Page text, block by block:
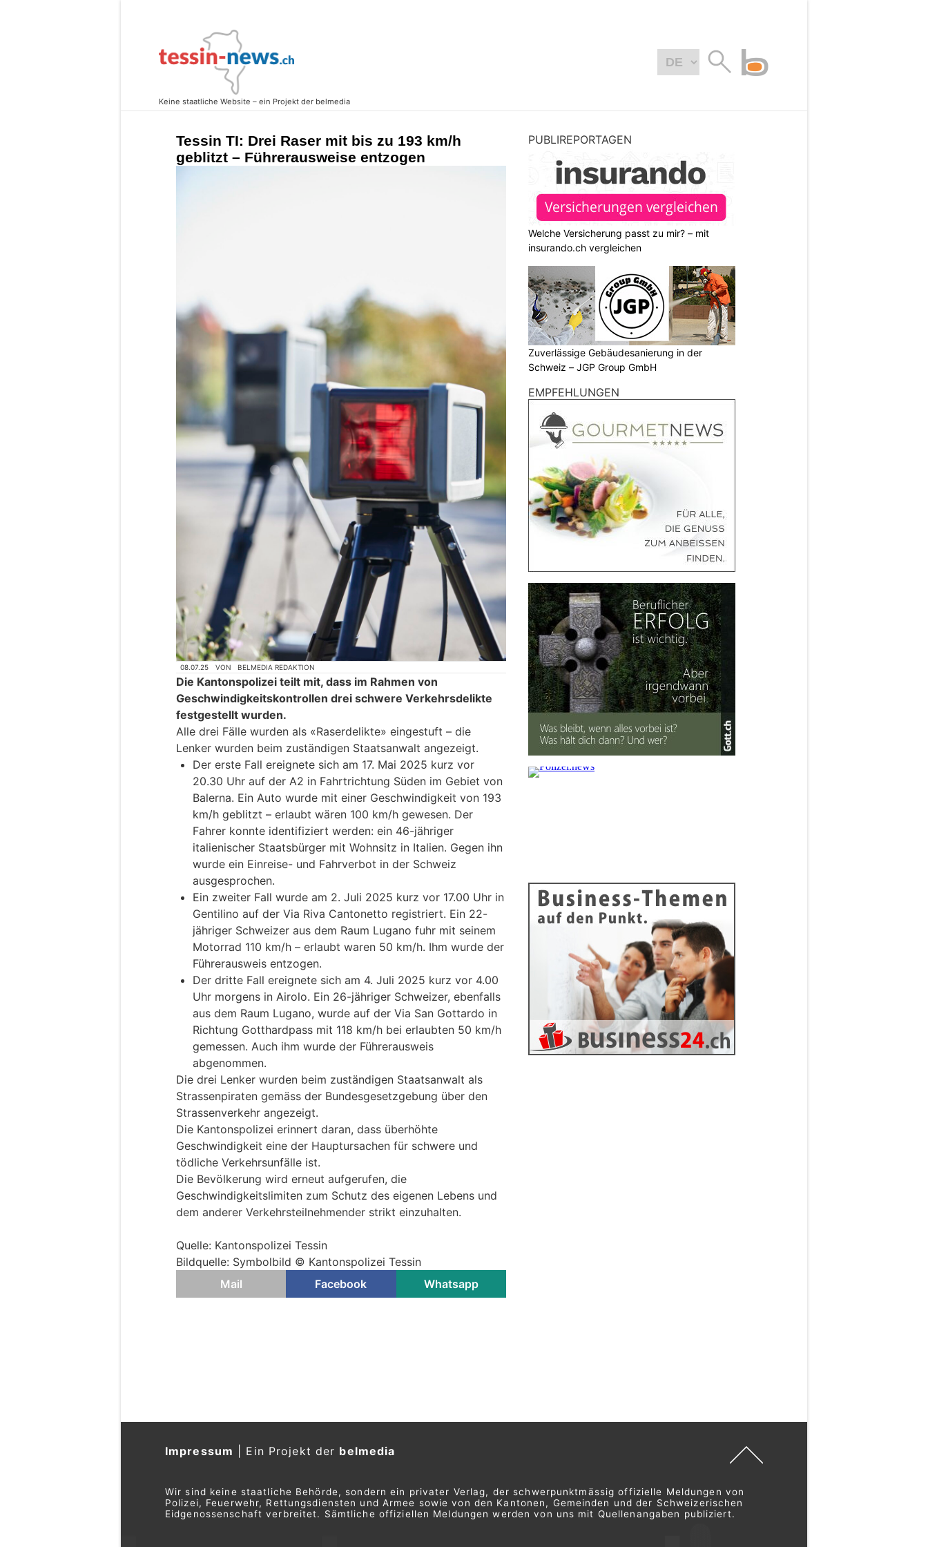
Tessin TI: Drei Raser mit bis zu 193 km/h
geblitzt – Führerausweise entzogen
08.07.25 VON BELMEDIA REDAKTION
Die Kantonspolizei teilt mit, dass im Rahmen von
Geschwindigkeitskontrollen drei schwere Verkehrsdelikte
festgestellt wurden.
Alle drei Fälle wurden als «Raserdelikte» eingestuft – die
Lenker wurden beim zuständigen Staatsanwalt angezeigt.
Der erste Fall ereignete sich am 17. Mai 2025 kurz vor
20.30 Uhr auf der A2 in Fahrtrichtung Süden im Gebiet von
Balerna. Ein Auto wurde mit einer Geschwindigkeit von 193
km/h geblitzt – erlaubt wären 100 km/h gewesen. Der
Fahrer konnte identifiziert werden: ein 46-jähriger
italienischer Staatsbürger mit Wohnsitz in Italien. Gegen ihn
wurde ein Einreise- und Fahrverbot in der Schweiz
ausgesprochen.
Ein zweiter Fall wurde am 2. Juli 2025 kurz vor 17.00 Uhr in
Gentilino auf der Via Riva Cantonetto registriert. Ein 22-
jähriger Schweizer aus dem Raum Lugano fuhr mit seinem
Motorrad 110 km/h – erlaubt waren 50 km/h. Ihm wurde der
Führerausweis entzogen.
Der dritte Fall ereignete sich am 4. Juli 2025 kurz vor 4.00
Uhr morgens in Airolo. Ein 26-jähriger Schweizer, ebenfalls
aus dem Raum Lugano, wurde auf der Via San Gottardo in
Richtung Gotthardpass mit 118 km/h bei erlaubten 50 km/h
gemessen. Auch ihm wurde der Führerausweis
abgenommen.
Die drei Lenker wurden beim zuständigen Staatsanwalt als
Strassenpiraten gemäss der Bundesgesetzgebung über den
Strassenverkehr angezeigt.
Die Kantonspolizei erinnert daran, dass überhöhte
Geschwindigkeit eine der Hauptursachen für schwere und
tödliche Verkehrsunfälle ist.
Die Bevölkerung wird erneut aufgerufen, die
Geschwindigkeitslimiten zum Schutz des eigenen Lebens und
dem anderer Verkehrsteilnehmender strikt einzuhalten.
Quelle: Kantonspolizei Tessin
Bildquelle: Symbolbild © Kantonspolizei Tessin
Mail
Facebook Whatsapp
PUBLIREPORTAGEN
Welche Versicherung passt zu mir? – mit
insurando.ch vergleichen
Zuverlässige Gebäudesanierung in der
Schweiz – JGP Group GmbH
EMPFEHLUNGEN
Impressum Ein Projekt der belmedia
Wir sind keine staatliche Behörde, sondern ein privater Verlag, der schwerpunktmässig offizielle Meldungen von
Polizei, Feuerwehr, Rettungsdiensten und Armee sowie von den Kantonen, Gemeinden und der Schweizerischen
Eidgenossenschaft verbreitet. Sämtliche offiziellen Meldungen werden von uns mit Quellenangaben publiziert.